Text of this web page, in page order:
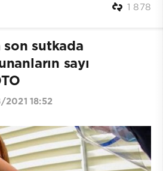
1 878
son sutkada
sayı
2021 18:52